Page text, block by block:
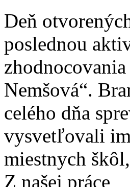
Deň
poslednou
Nemšová“.
celého dňa
vysvetľovali
miestnych
Z našej práce